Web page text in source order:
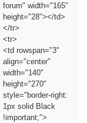
forum" width="165"
height="28"></td>
</tr>
<tr>
<td rowspan="3"
align="center"
width="140"
height="270"
style="border-right:
1px solid Black
!important;">